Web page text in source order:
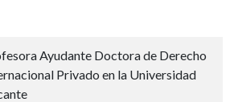
Ayudante Doctora de Derecho
Privado en la Universidad